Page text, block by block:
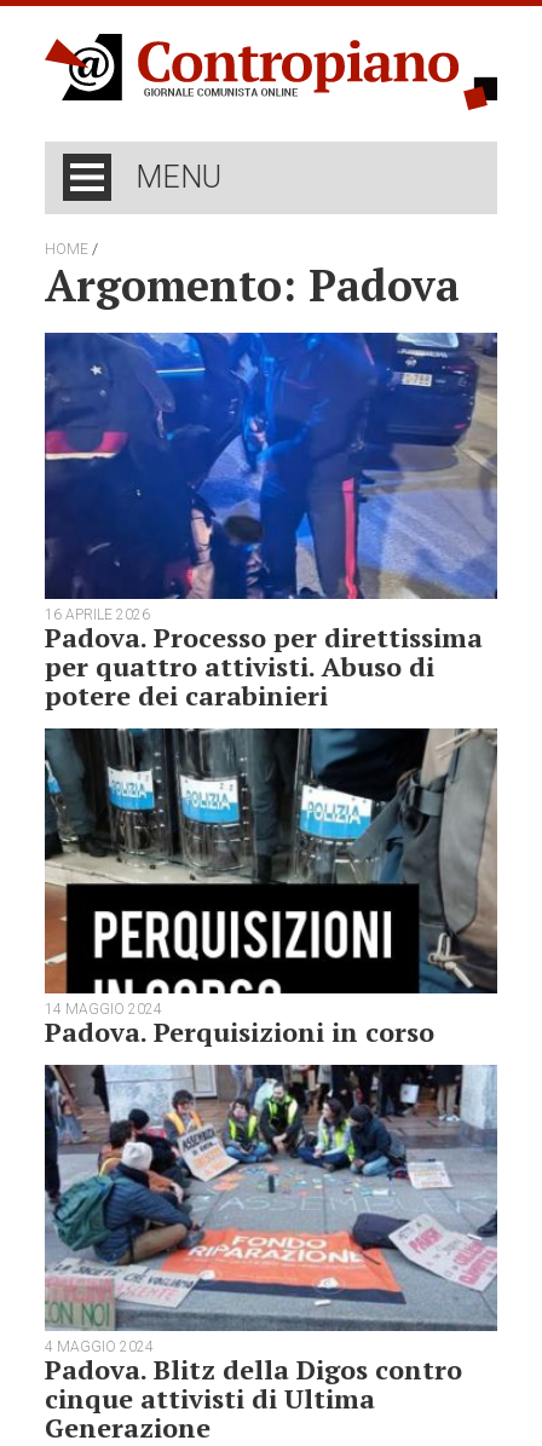
MENU
HOME /
Argomento: Padova
16 APRILE 2026
Padova. Processo per direttissima
per quattro attivisti. Abuso di
potere dei carabinieri
14 MAGGIO 2024
Padova. Perquisizioni in corso
4 MAGGIO 2024
Padova. Blitz della Digos contro
cinque attivisti di Ultima
Generazione